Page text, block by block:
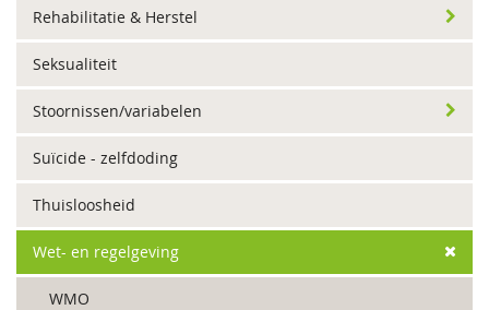
Rehabilitatie & Herstel
Seksualiteit
Stoornissen/variabelen
Suïcide - zelfdoding
Thuisloosheid
Wet- en regelgeving
WMO